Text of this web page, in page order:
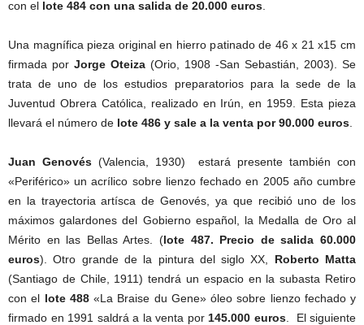
con el lote 484 con una salida de 20.000 euros
Una magnífica pieza original en hierro patinado de 46 x 21 x15 cm
firmada por Jorge Oteiza (Orio, 1908 -San Sebastián, 2003). Se
trata de uno de los estudios preparatorios para la sede de la
Juventud Obrera Católica, realizado en Irún, en 1959. Esta pieza
llevará el número de lote 486 y sale a la venta por 90.000 euros
Juan Genovés (Valencia, 1930) estará presente también con
«Periférico» un acrílico sobre lienzo fechado en 2005 año cumbre
en la trayectoria artísca de Genovés, ya que recibió uno de los
máximos galardones del Gobierno español, la Medalla de Oro al
Mérito en las Bellas Artes. (lote 487. Precio de salida 60.000
euros). Otro grande de la pintura del siglo XX, Roberto Matta
(Santiago de Chile, 1911) tendrá un espacio en la subasta Retiro
con el lote 488«La Braise du Gene» óleo sobre lienzo fechado y
firmado en 1991 saldrá a la venta por145.000 euros. El siguiente